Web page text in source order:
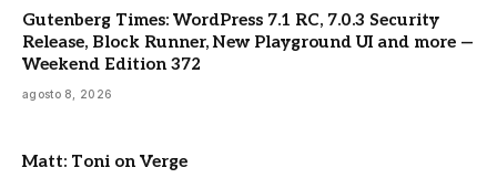
Gutenberg Times: WordPress 7.1 RC, 7.0.3 Security
Release, Block Runner, New Playground UI and more —
Weekend Edition 372
agosto 8, 2026
Matt: Toni on Verge